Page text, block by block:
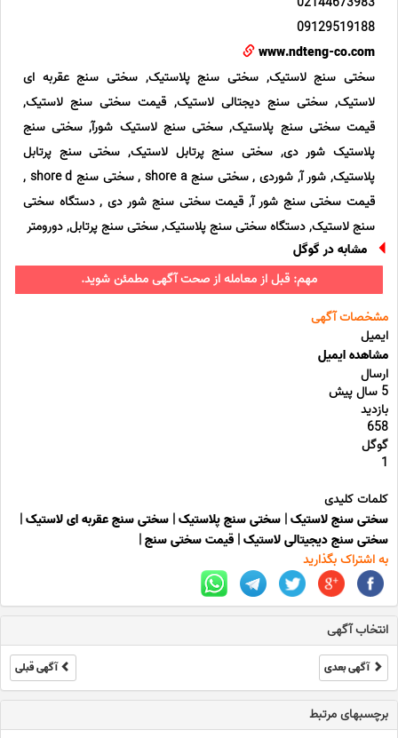
09129519188
www.ndteng-co.com
سختی سنج لاستیک, سختی سنج پلاستیک, سختی سنج عقربه ای
لاستیک, سختی سنج دیجتالی لاستیک, قیمت سختی سنج لاستیک,
قیمت سختی سنج پلاستیک, سختی سنج لاستیک شورآ, سختی سنج
پلاستیک شور دی, سختی سنج پرتابل لاستیک, سختی سنج پرتابل
پلاستیک, شور آ, شوردی , سختی سنج shore a , سختی سنج shore d ,
قیمت سختی سنج شور آ, قیمت سختی سنج شور دی , دستگاه سختی
سنج لاستیک, دستگاه سختی سنج پلاستیک, سختی سنج پرتابل, دورومتر
مشابه در گوگل
مهم: قبل از معامله از صحت آگهی مطمئن شوید.
مشخصات آگهی
ایمیل
مشاهده ایمیل
ارسال
5 سال پیش
بازدید
658
گوگل
1
کلمات کلیدی
سختی سنج لاستیک| سختی سنج پلاستیک| سختی سنج عقربه ای لاستیک|
سختی سنج دیجیتالی لاستیک| قیمت سختی سنج|
به اشتراک بگذارید
انتخاب آگهی
آگهی بعدی آگهی قبلی
برچسبهای مرتبط